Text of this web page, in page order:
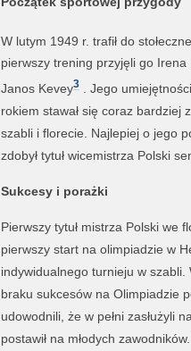
W lutym 1949 r. trafił do
pierwszy trening przyjęli go
Janos Kevey3. Jego umiejętności
rokiem stawał się coraz bardziej
szabli i florecie. Najlepiej o jego
zdobył tytuł wicemistrza Polski
Sukcesy i porażki
Pierwszy tytuł mistrza Polski we
pierwszy start na olimpiadzie w
indywidualnego turnieju w
braku sukcesów na Olimpiadzie
udowodnili, że w pełni zasłużyli
postawił na młodych